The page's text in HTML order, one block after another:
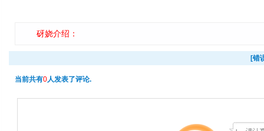
砑娆介绍：
[错
当前共有0人发表了评论.